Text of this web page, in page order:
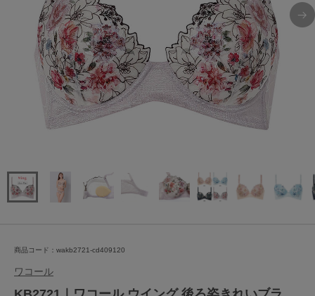
商品コード：wakb2721-cd409120
ワコール